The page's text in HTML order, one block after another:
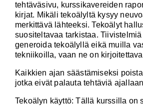
tehtäväsivu, kurssikavereiden
kirjat. Mikäli tekoälyltä kysyy
merkittävä lähteeksi. Tekoälyt
suositeltavaa tarkistaa.
generoida tekoälyllä eikä muilla
tekniikoilla, vaan ne on
Kaikkien ajan säästämiseksi
jotka eivät palauta tehtäviä
Tekoälyn käyttö: Tällä kurssilla on